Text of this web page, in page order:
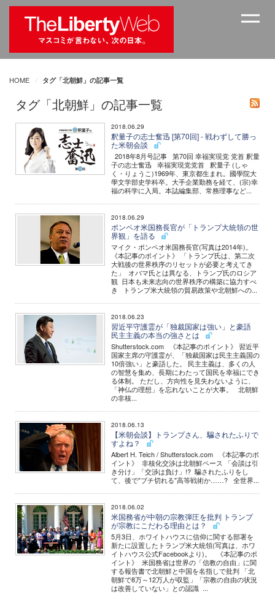
HOME タグ「北朝鮮」の記事一覧
タグ「北朝鮮」の記事一覧
2018.06.29
釈量子の志士奮迅 [第70回] - 戦わずして勝っ
た米朝会談
2018年8月号記事 第70回 幸福実現党 党首 釈量
子の志士奮迅 幸福実現党党首 釈量子 (しゃ
く・りょうこ)1969年、東京都生まれ。國學院大
學文学部史学科卒。大手企業勤務を経て、(宗)幸
福の科学に入局。本誌編集部、常務理事など...
2018.06.29
ポンペオ米国務長官が「トランプ大統領の世
界観」を語る
マイク・ポンペオ米国務長官(写真は2014年)。
《本記事のポイント》 「トランプ氏は、第二次
大戦後の世界秩序のリセットが必要と考えてき
た」 オバマ氏とは異なる、トランプ氏のロシア
観 日本も未来志向の世界秩序の構築に協力すべ
き トランプ米大統領の貿易政策や北朝鮮への...
2018.06.23
習近平守護霊が「独裁国家は強い」と豪語
民主主義の本当の強さとは
Shutterstock.com 《本記事のポイント》 習近平
国家主席の守護霊が、「独裁国家は民主主義国の
10倍強い」と豪語した。 民主主義は、多くの人
の智慧を集め、長期にわたって国民を幸福にでき
る体制。 ただし、方向性を見失わないように、
「神仏の理想」を忘れないことが大事。 北朝鮮
の非核...
2018.06.13
【米朝会談】トランプさん、騙されたふりで
すよね？
Albert H. Teich / Shutterstock.com 《本記事のポ
イント》 非核化交渉は北朝鮮ペース 「会談は引
き分け」「交渉は負け」!? 騙されたふりをし
て、後で"ブチ切れる"高等戦術か……? 全世界...
2018.06.02
米国務省が中朝の宗教弾圧を批判 トランプ
が宗教にこだわる理由とは？
5月3日、ホワイトハウスに信仰に関する部署を
新たに設置したトランプ米大統領(写真は、ホワ
イトハウス公式Facebookより)。 《本記事のポ
イント》 米国務省は世界の「信教の自由」に関
する報告書で北朝鮮と中国を名指しで批判 「北
朝鮮で8万～12万人が収監」「宗教の自由の状況
は改善していない」との認識 ...